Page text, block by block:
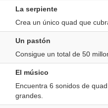
La serpiente
Crea un único quad que
Un pastón
Consigue un total de 50
El músico
Encuentra 6 sonidos de
grandes.